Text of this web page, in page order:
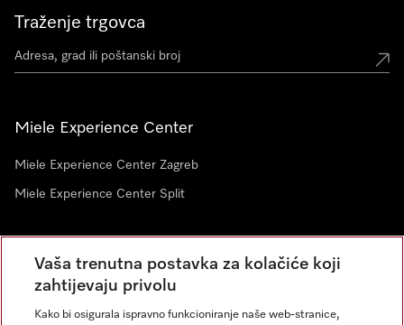
Traženje trgovca
Miele Experience Center
Miele Experience Center Zagreb
Miele Experience Center Split
Newsletter
Vaša trenutna postavka za kolačiće koji
zahtijevaju privolu
Kako bi osigurala ispravno funkcioniranje naše web-stranice,